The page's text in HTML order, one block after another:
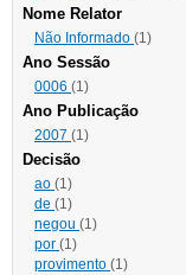
Nome Relator
Não Informado (1)
Ano Sessão
0006 (1)
Ano Publicação
2007 (1)
Decisão
ao (1)
de (1)
negou (1)
por (1)
provimento (1)